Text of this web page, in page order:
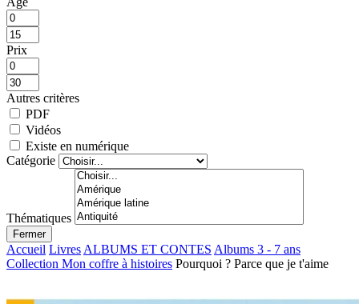
Prix
Autres critères
PDF
Vidéos
Existe en numérique
Catégorie
Thématiques
Fermer
Accueil Livres ALBUMS ET CONTES Albums 3 - 7 ans
Collection Mon coffre à histoires Pourquoi ? Parce que je t'aime